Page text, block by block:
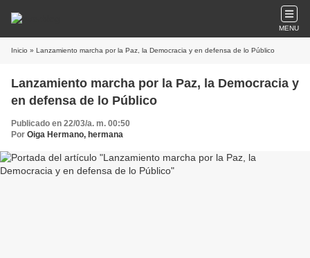
MENU
Inicio » Lanzamiento marcha por la Paz, la Democracia y en defensa de lo Público
Lanzamiento marcha por la Paz, la Democracia y
en defensa de lo Público
Publicado en 22/03/a. m. 00:50
Por Oiga Hermano, hermana